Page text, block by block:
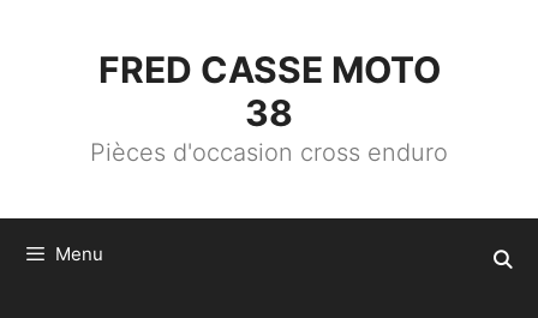
FRED CASSE MOTO
38
Pièces d'occasion cross enduro
Menu